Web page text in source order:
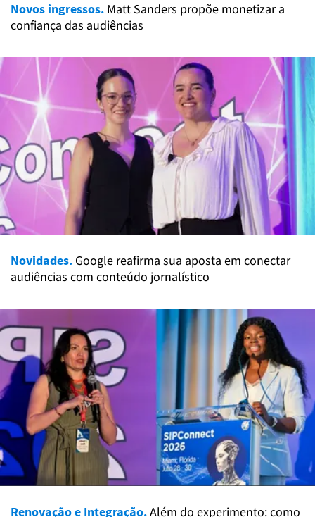
Novos ingressos. Matt Sanders propõe monetizar a
confiança das audiências
Novidades. Google reafirma sua aposta em conectar
audiências com conteúdo jornalístico
Renovação e Integração.Além do experimento: como